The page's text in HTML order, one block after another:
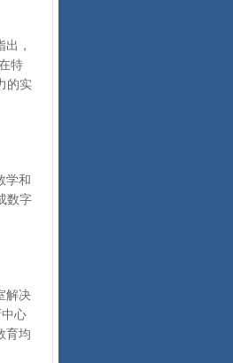
，
特
的实
学和
数字
解决
心
育均